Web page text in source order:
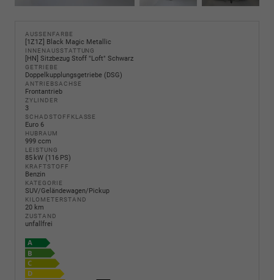
AUSSENFARBE
[1Z1Z] Black Magic Metallic
INNENAUSSTATTUNG
[HN] Sitzbezug Stoff "Loft" Schwarz
GETRIEBE
Doppelkupplungsgetriebe (DSG)
ANTRIEBSACHSE
Frontantrieb
ZYLINDER
3
SCHADSTOFFKLASSE
Euro 6
HUBRAUM
999 ccm
LEISTUNG
85 kW (116 PS)
KRAFTSTOFF
Benzin
KATEGORIE
SUV/Geländewagen/Pickup
KILOMETERSTAND
20 km
ZUSTAND
unfallfrei